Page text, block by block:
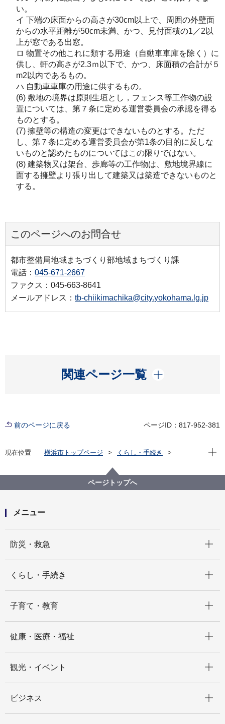
い。
イ 下端の床面からの高さが30cm以上で、周囲の外壁面
からの水平距離が50cm未満、かつ、見付面積の1／2以
上が窓である出窓。
ロ 物置その他これに類する用途（自動車車庫を除く）に
供し、軒の高さが2.3ｍ以下で、かつ、床面積の合計が５
m2以内であるもの。
ハ 自動車車庫の用途に供するもの。
(6) 敷地の境界は原則生垣とし，フェンス等工作物の設
置については、第７条に定める運営委員会の承認を得る
ものとする。
(7) 擁壁等の構造の変更はできないものとする。ただ
し、第７条に定める運営委員会が第1条の目的に反しな
いものと認めたものについてはこの限りではない。
(8) 建築物又は架台、歩廊等の工作物は、敷地境界線に
面する擁壁より張り出して建築又は築造できないものと
する。
このページへのお問合せ
都市整備局地域まちづくり部地域まちづくり課
電話： 045-671-2667
ファクス：045-663-8641
メールアドレス： tb-chiikimachika@city.yokohama.lg.jp
関連ページ一覧
開く
前のページに戻る ページID：817-952-381
現在位置 横浜市トップページ
くらし・手続き
地区計画・建築協定等
旭区 建築協定一覧
さちが丘Ａ地区建築協定
現在
ページトップへ
メニュー
防災・救急
くらし・手続き
子育て・教育
健康・医療・福祉
観光・イベント
ビジネス